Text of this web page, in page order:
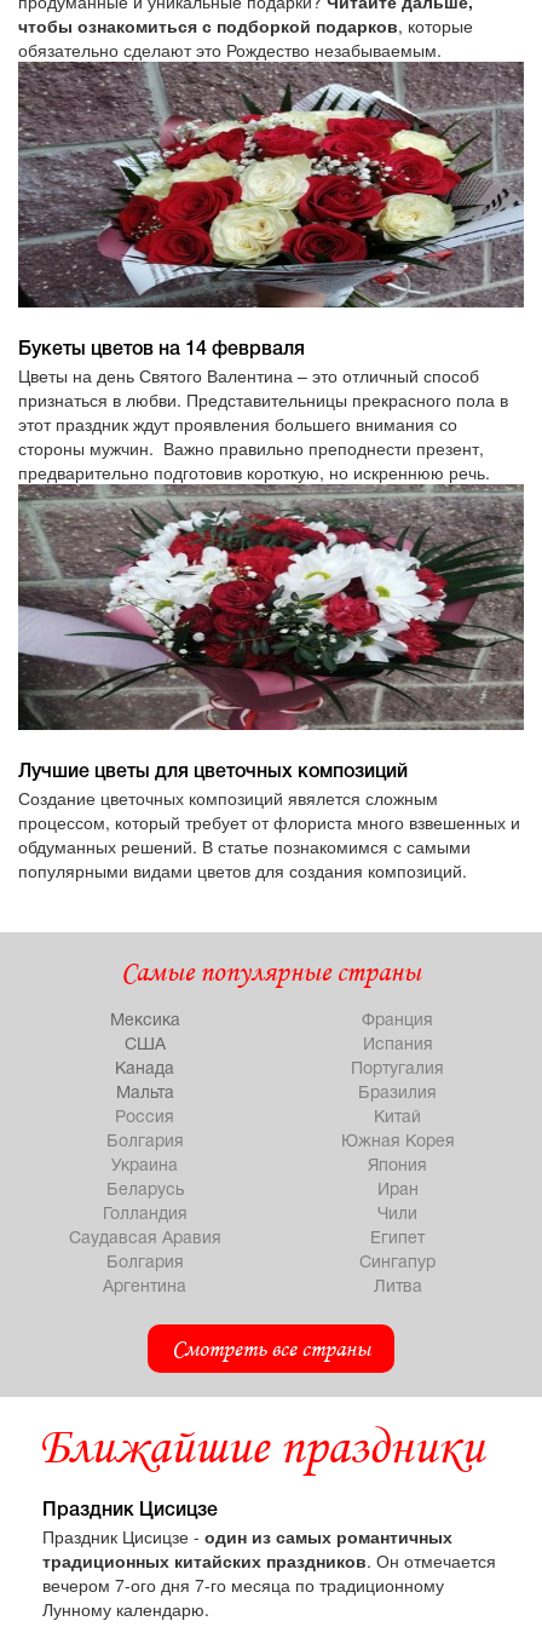
чтобы ознакомиться с подборкой подарков, которые
обязательно сделают это Рождество незабываемым.
Букеты цветов на 14 феврваля
Цветы на день Святого Валентина – это отличный способ
признаться в любви. Представительницы прекрасного пола в
этот праздник ждут проявления большего внимания со
стороны мужчин. Важно правильно преподнести презент,
предварительно подготовив короткую, но искреннюю речь.
Лучшие цветы для цветочных композиций
Создание цветочных композиций явялется сложным
процессом, который требует от флориста много взвешенных и
обдуманных решений. В статье познакомимся с самыми
популярными видами цветов для создания композиций.
Самые популярные страны
Мексика
США
Канада
Мальта
Франция
Испания
Португалия
Бразилия
Россия
Болгария
Украина
Беларусь
Китай
Южная Корея
Япония
Иран
Голландия
Саудавсая Аравия
Болгария
Аргентина
Чили
Египет
Сингапур
Литва
Смотреть все страны
Ближайшие праздники
Праздник Цисицзе
Праздник Цисицзе - один из самых романтичных
традиционных китайских праздников. Он отмечается
вечером 7-ого дня 7-го месяца по традиционному
Лунному календарю.